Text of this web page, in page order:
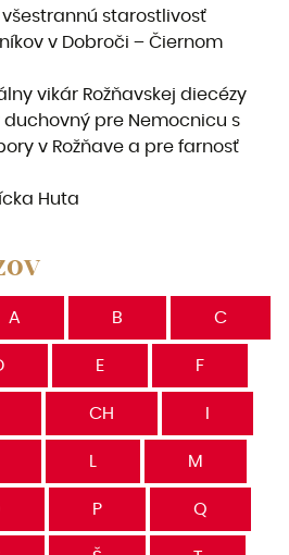
starostlivosť
v Dobroči – Čiernom
vikár Rožňavskej diecézy
pre Nemocnicu s
v Rožňave a pre farnosť
Huta
A B C
E F
CH
M
P Q